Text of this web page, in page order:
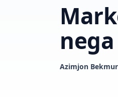
Azimjon